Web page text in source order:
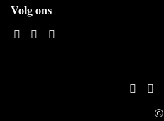
Volg ons
©